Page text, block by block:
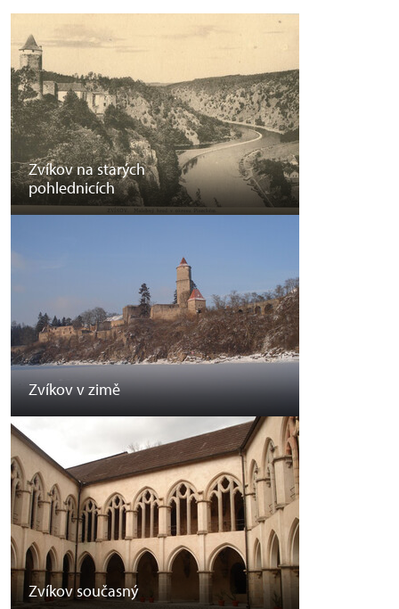
Zvíkov na starých
pohlednicích
Zvíkov v zimě
Zvíkov současný